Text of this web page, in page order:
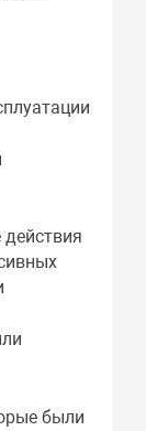
были